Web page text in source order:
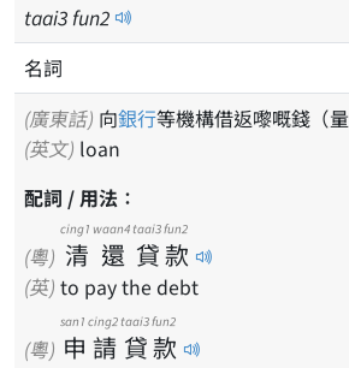
taai3fun2
名詞
(廣東話) 向銀行等機構借返嚟嘅錢（量
(英文) loan
配詞 / 用法：
(粵) 清
cing1
還
waan4
貸
taai3
款
fun2
(英) to pay the debt
(粵) 申
san1
請
cing2
貸
taai3
款
fun2